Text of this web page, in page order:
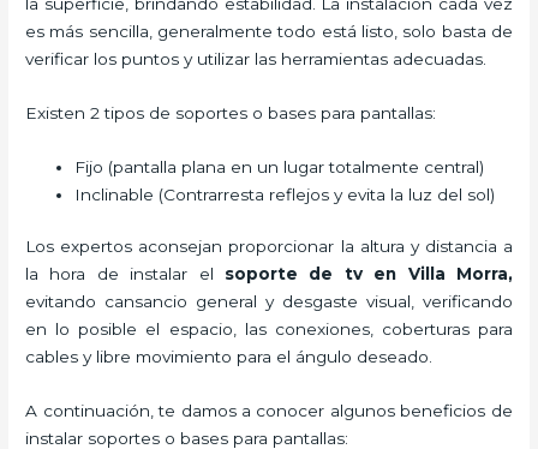
es más sencilla, generalmente todo está listo, solo basta de
verificar los puntos y utilizar las herramientas adecuadas.
Existen 2 tipos de soportes o bases para pantallas:
Fijo (pantalla plana en un lugar totalmente central)
Inclinable (Contrarresta reflejos y evita la luz del sol)
Los expertos aconsejan proporcionar la altura y distancia a
la hora de instalar el soporte de tv en Villa Morra,
evitando cansancio general y desgaste visual, verificando
en lo posible el espacio, las conexiones, coberturas para
cables y libre movimiento para el ángulo deseado.
A continuación, te damos a conocer algunos beneficios de
instalar soportes o bases para pantallas: